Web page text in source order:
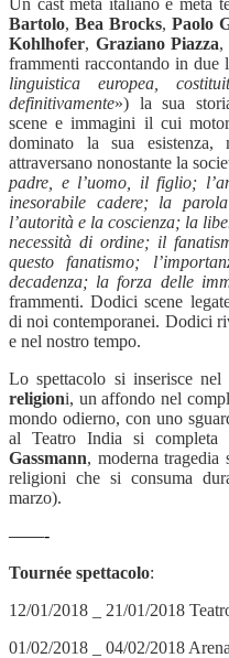
Bartolo, Bea Brocks, Paolo
Kohlhofer, Graziano Piazza,
frammenti raccontando in due
linguistica europea,
definitivamente») la sua
scene e immagini il cui
dominato la sua
attraversano nonostante la
padre, e l’uomo, il figlio;
inesorabile cadere; la
l’autorità e la coscienza; la
necessità di ordine; il
questo fanatismo;
decadenza; la forza delle
frammenti. Dodici scene
di noi contemporanei. Dodici
e nel nostro tempo.
Lo spettacolo si inserisce nel
religioni, un affondo nel
mondo odierno, con uno
al Teatro India si completa
Gassmann, moderna tragedia
religioni che si consuma
marzo).
——-
Tournée spettacolo:
12/01/2018 _ 21/01/2018
01/02/2018 _ 04/02/2018